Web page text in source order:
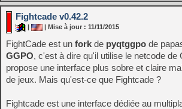
Fightcade v0.42.2
| Mise à jour : 11/11/2015
FightCade est un fork de pyqtggpo de
GGPO, c'est à dire qu'il utilise le netcode de
propose une interface plus sobre et claire
de jeux. Mais qu'est-ce que Fightcade ?
Fightcade est une interface dédiée au